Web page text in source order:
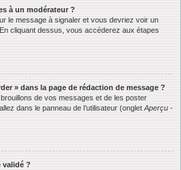
à un modérateur ?
le message à signaler et vous devriez voir un
cliquant dessus, vous accéderez aux étapes
» dans la page de rédaction de message ?
de vos messages et de les poster
dans le panneau de l’utilisateur (onglet Aperçu -
validé ?